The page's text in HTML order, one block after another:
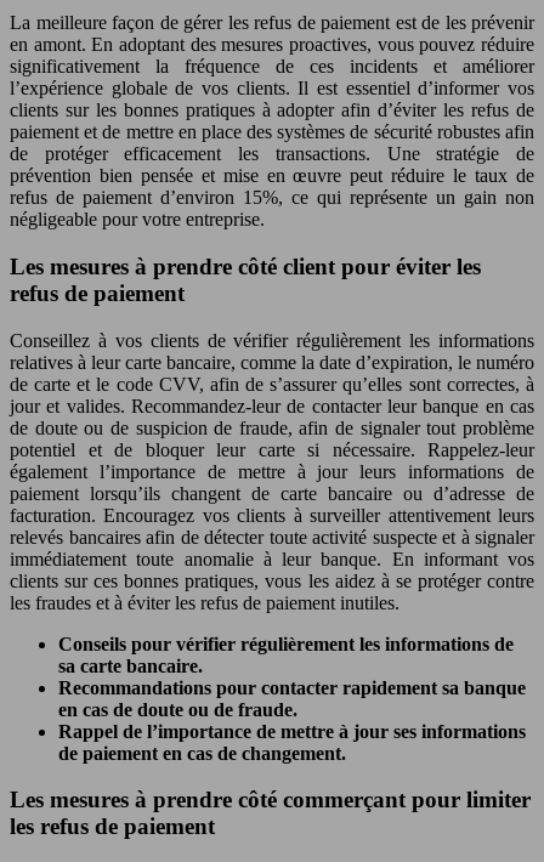
La meilleure façon de gérer les refus de paiement est de les prévenir
en amont. En adoptant des mesures proactives, vous pouvez réduire
significativement la fréquence de ces incidents et améliorer
l’expérience globale de vos clients. Il est essentiel d’informer vos
clients sur les bonnes pratiques à adopter afin d’éviter les refus de
paiement et de mettre en place des systèmes de sécurité robustes afin
de protéger efficacement les transactions. Une stratégie de
prévention bien pensée et mise en œuvre peut réduire le taux de
refus de paiement d’environ 15%, ce qui représente un gain non
négligeable pour votre entreprise.
Les mesures à prendre côté client pour éviter les
refus de paiement
Conseillez à vos clients de vérifier régulièrement les informations
relatives à leur carte bancaire, comme la date d’expiration, le numéro
de carte et le code CVV, afin de s’assurer qu’elles sont correctes, à
jour et valides. Recommandez-leur de contacter leur banque en cas
de doute ou de suspicion de fraude, afin de signaler tout problème
potentiel et de bloquer leur carte si nécessaire. Rappelez-leur
également l’importance de mettre à jour leurs informations de
paiement lorsqu’ils changent de carte bancaire ou d’adresse de
facturation. Encouragez vos clients à surveiller attentivement leurs
relevés bancaires afin de détecter toute activité suspecte et à signaler
immédiatement toute anomalie à leur banque. En informant vos
clients sur ces bonnes pratiques, vous les aidez à se protéger contre
les fraudes et à éviter les refus de paiement inutiles.
Conseils pour vérifier régulièrement les informations de
sa carte bancaire.
Recommandations pour contacter rapidement sa banque
en cas de doute ou de fraude.
Rappel de l’importance de mettre à jour ses informations
de paiement en cas de changement.
Les mesures à prendre côté commerçant pour limiter
les refus de paiement